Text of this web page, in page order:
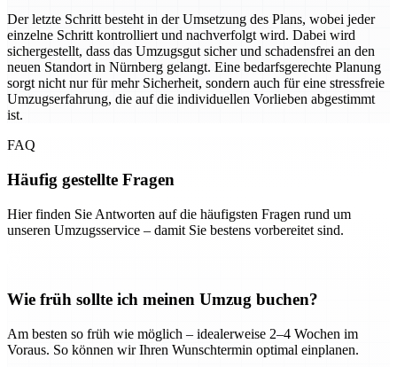
Der letzte Schritt besteht in der Umsetzung des Plans, wobei jeder
einzelne Schritt kontrolliert und nachverfolgt wird. Dabei wird
sichergestellt, dass das Umzugsgut sicher und schadensfrei an den
neuen Standort in Nürnberg gelangt. Eine bedarfsgerechte Planung
sorgt nicht nur für mehr Sicherheit, sondern auch für eine stressfreie
Umzugserfahrung, die auf die individuellen Vorlieben abgestimmt
ist.
FAQ
Häufig gestellte Fragen
Hier finden Sie Antworten auf die häufigsten Fragen rund um
unseren Umzugsservice – damit Sie bestens vorbereitet sind.
Wie früh sollte ich meinen Umzug buchen?
Am besten so früh wie möglich – idealerweise 2–4 Wochen im
Voraus. So können wir Ihren Wunschtermin optimal einplanen.